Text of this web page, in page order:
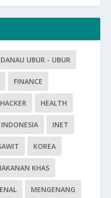
DANAU UBUR - UBUR
FINANCE
HACKER HEALTH
INDONESIA INET
KOREA
KHAS
MENGENANG